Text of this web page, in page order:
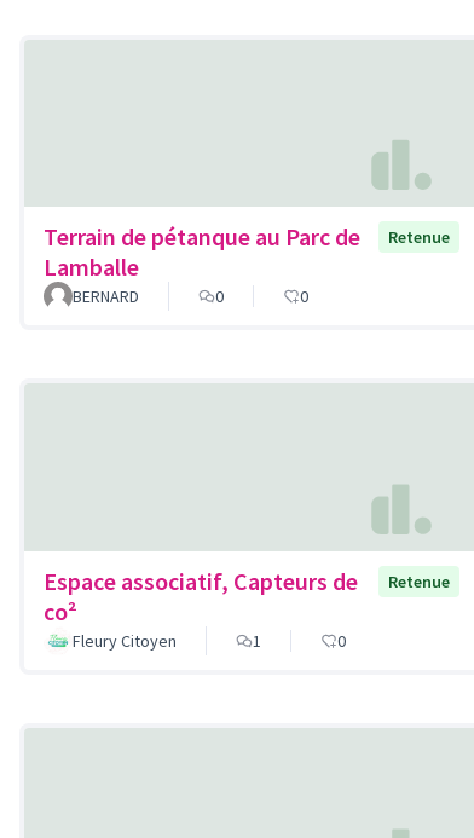
Terrain de pétanque au Parc de
Lamballe
Retenue
BERNARD 0 0
Espace associatif, Capteurs de
co²
Retenue
Fleury Citoyen 1 0